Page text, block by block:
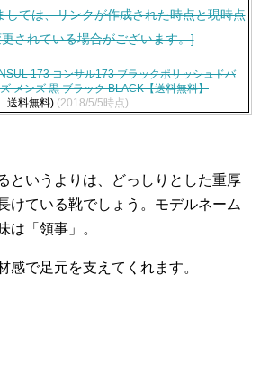
173 コンサル173 ブラックポリッシュドバ
メンズ 黒 ブラック BLACK【送料無料】
送料無料) (2018/5/5時点)
というよりは、どっしりとした重厚
けている靴でしょう。モデルネーム
は「領事」。
感で足元を支えてくれます。